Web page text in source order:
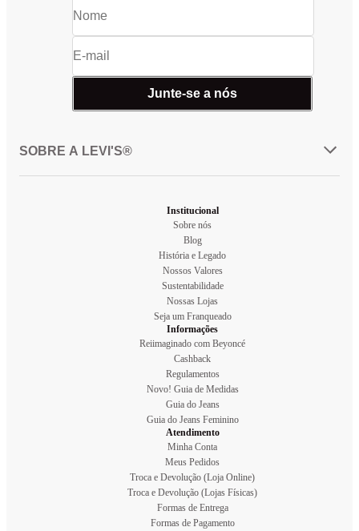
Junte-se a nós
SOBRE A LEVI'S®
Institucional
Sobre nós
Blog
História e Legado
Nossos Valores
Sustentabilidade
Nossas Lojas
Seja um Franqueado
Informações
Reiimaginado com Beyoncé
Cashback
Regulamentos
Novo! Guia de Medidas
Guia do Jeans
Guia do Jeans Feminino
Atendimento
Minha Conta
Meus Pedidos
Troca e Devolução (Loja Online)
Troca e Devolução (Lojas Físicas)
Formas de Entrega
Formas de Pagamento